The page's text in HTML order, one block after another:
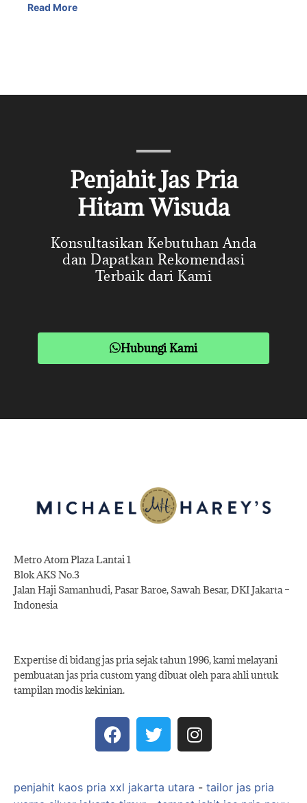
Read More
Penjahit Jas Pria
Hitam Wisuda
Konsultasikan Kebutuhan Anda
dan Dapatkan Rekomendasi
Terbaik dari Kami
Hubungi Kami
Metro Atom Plaza Lantai 1
Blok AKS No.3
Jalan Haji Samanhudi, Pasar Baroe, Sawah Besar, DKI Jakarta –
Indonesia
Expertise di bidang jas pria sejak tahun 1996, kami melayani
pembuatan jas pria custom yang dibuat oleh para ahli untuk
tampilan modis kekinian.
penjahit kaos pria xxl jakarta utara - tailor jas pria